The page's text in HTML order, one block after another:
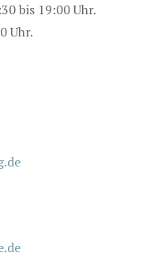
bis 19:00 Uhr.
Uhr.